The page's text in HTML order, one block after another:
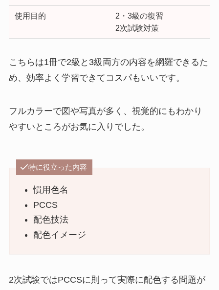
使用目的
2・3級の復習
2次試験対策
こちらは1冊で2級と3級両方の内容を網羅できるた
め、効率よく学習できてコスパもいいです。
フルカラーで図や写真が多く、視覚的にもわかり
やすいところがお気に入りでした。
特に役立った内容
慣用色名
PCCS
配色技法
配色イメージ
2次試験ではPCCSに則って実際に配色する問題が